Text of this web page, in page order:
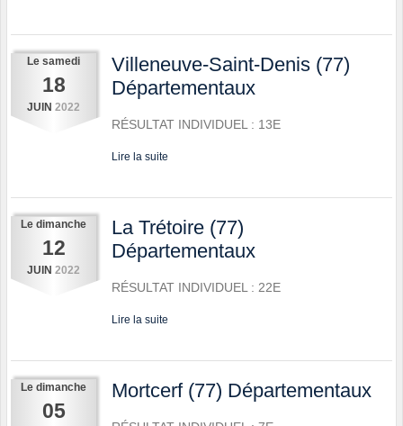
Le samedi
18
JUIN 2022
Villeneuve-Saint-Denis (77)
Départementaux
RÉSULTAT INDIVIDUEL : 13E
Lire la suite
Le dimanche
12
JUIN 2022
La Trétoire (77)
Départementaux
RÉSULTAT INDIVIDUEL : 22E
Lire la suite
Le dimanche
05
Mortcerf (77) Départementaux